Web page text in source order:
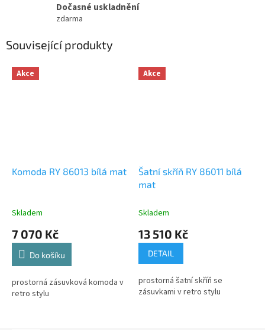
Dočasné uskladnění
zdarma
Související produkty
Akce
Komoda RY 86013 bílá mat
Skladem
7 070 Kč
Do košíku
prostorná zásuvková komoda v
retro stylu
Akce
Šatní skříň RY 86011 bílá
mat
Skladem
13 510 Kč
DETAIL
prostorná šatní skříň se
zásuvkami v retro stylu